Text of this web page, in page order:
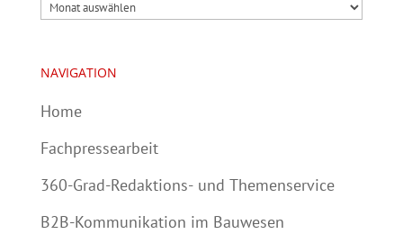
Archiv
NAVIGATION
Home
Fachpressearbeit
360-Grad-Redaktions- und Themenservice
B2B-Kommunikation im Bauwesen